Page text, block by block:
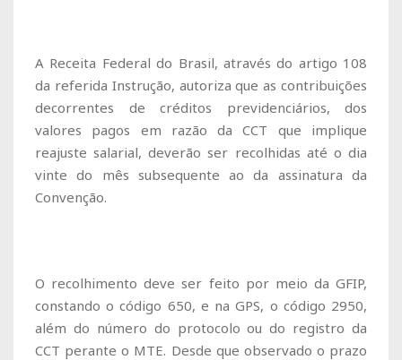
A Receita Federal do Brasil, através do artigo 108
da referida Instrução, autoriza que as contribuições
decorrentes de créditos previdenciários, dos
valores pagos em razão da CCT que implique
reajuste salarial, deverão ser recolhidas até o dia
vinte do mês subsequente ao da assinatura da
Convenção.
O recolhimento deve ser feito por meio da GFIP,
constando o código 650, e na GPS, o código 2950,
além do número do protocolo ou do registro da
CCT perante o MTE. Desde que observado o prazo